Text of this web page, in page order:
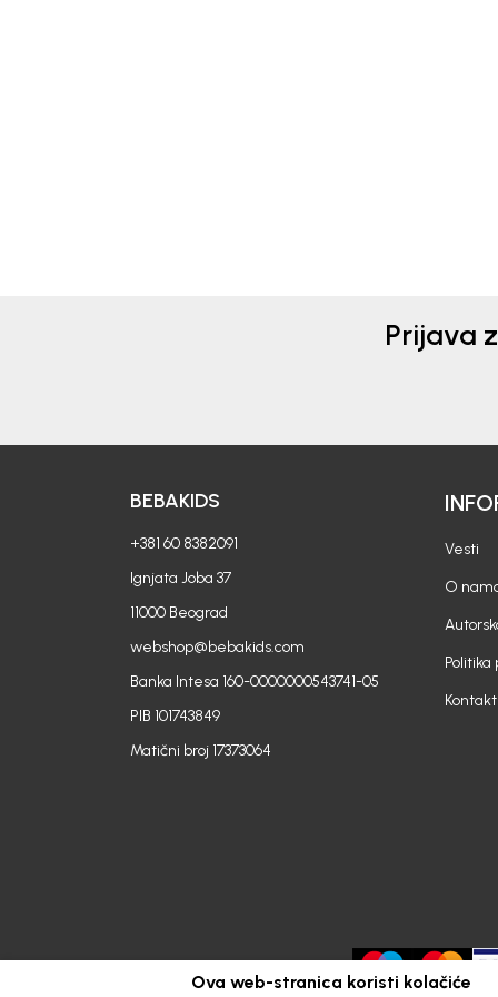
Prijava
BEBAKIDS
+381 60 8382091
Ignjata Joba 37
11000 Beograd
webshop@bebakids.com
Banka Intesa 160-0000000543741-05
PIB 101743849
Matični broj 17373064
Vesti
O
Politika
Kontakt
Ova web-stranica koristi kolačiće